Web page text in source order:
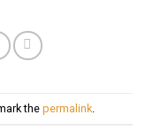
the permalink